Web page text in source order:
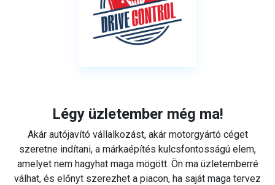
Légy üzletember még ma!
Akár autójavító vállalkozást, akár motorgyártó céget
szeretne indítani, a márkaépítés kulcsfontosságú elem,
amelyet nem hagyhat maga mögött. Ön ma üzletemberré
válhat, és előnyt szerezhet a piacon, ha saját maga tervez